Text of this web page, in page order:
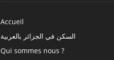
Accueil
السكن في الجزائر بالعربية
Qui sommes nous ?